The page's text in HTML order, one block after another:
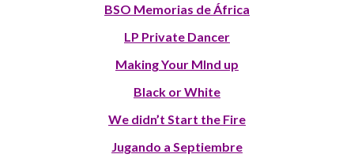
BSO Memorias de África
LP Private Dancer
Making Your MInd up
Black or White
We didn’t Start the Fire
Jugando a Septiembre